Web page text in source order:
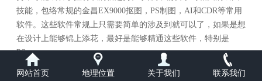
技能，包络常规的金昌EX9000抠图，PS制图，AI和CDR等常用
软件。这些软件常规上只需要简单的涉及到就可以了，如果是想
在设计上能够锦上添花，最好是能够精通这些软件，特别是
PS。
网站首页 地理位置 关于我们 联系我们